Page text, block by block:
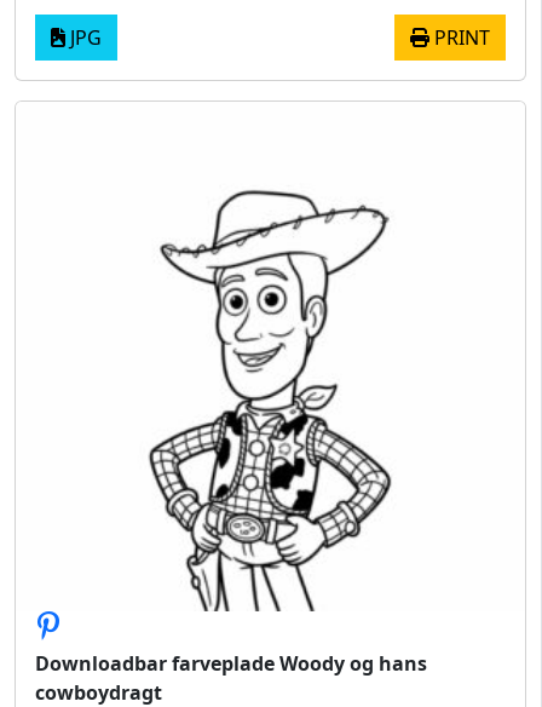
JPG PRINT
Downloadbar farveplade Woody og hans
cowboydragt